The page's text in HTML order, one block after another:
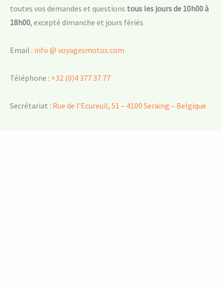
toutes vos demandes et questions tous les joursde 10h00 à
18h00, excepté dimanche et jours fériés.
Email : info @ voyagesmotos.com
Téléphone : +32 (0)4 377 37 77
Secrétariat : Rue de l’Ecureuil, 51 – 4100 Seraing – Belgique